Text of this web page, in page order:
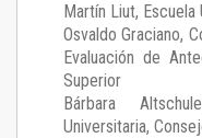
Martín Liut, Escuela
Osvaldo Graciano,
Evaluación de
Superior
Bárbara
Universitaria,